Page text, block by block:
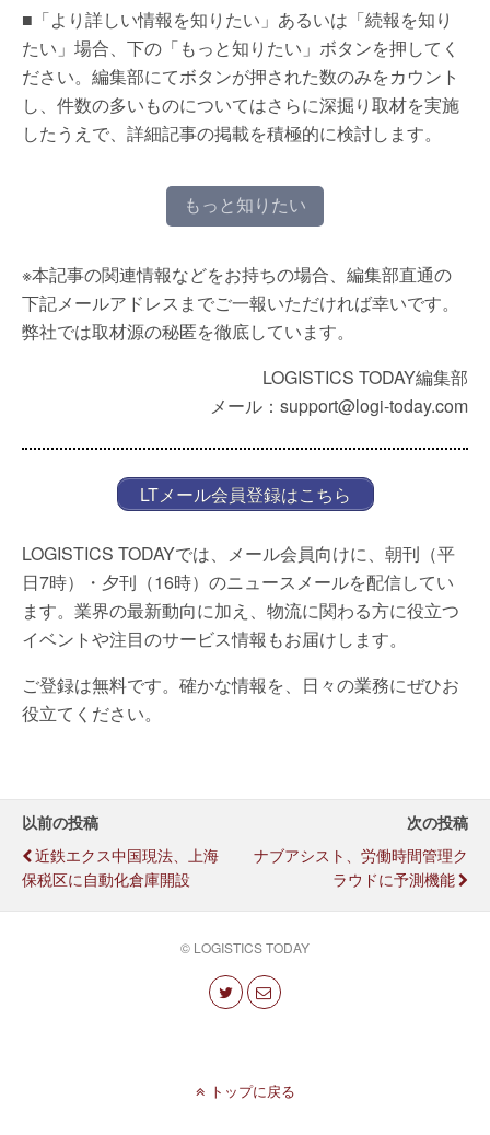
■「より詳しい情報を知りたい」あるいは「続報を知り
たい」場合、下の「もっと知りたい」ボタンを押してく
ださい。編集部にてボタンが押された数のみをカウント
し、件数の多いものについてはさらに深掘り取材を実施
したうえで、詳細記事の掲載を積極的に検討します。
もっと知りたい
※本記事の関連情報などをお持ちの場合、編集部直通の
下記メールアドレスまでご一報いただければ幸いです。
弊社では取材源の秘匿を徹底しています。
LOGISTICS TODAY編集部
メール：support@logi-today.com
LTメール会員登録はこちら
LOGISTICS TODAYでは、メール会員向けに、朝刊（平
日7時）・夕刊（16時）のニュースメールを配信してい
ます。業界の最新動向に加え、物流に関わる方に役立つ
イベントや注目のサービス情報もお届けします。
ご登録は無料です。確かな情報を、日々の業務にぜひお
役立てください。
以前の投稿
近鉄エクス中国現法、上海
保税区に自動化倉庫開設
次の投稿
ナブアシスト、労働時間管理ク
ラウドに予測機能
© LOGISTICS TODAY
トップに戻る